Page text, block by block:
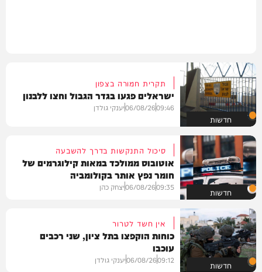
חדשות
תקרית חמורה בצפון
ישראלים פגעו בגדר הגבול וחצו ללבנון
09:46
06/08/26יענקי גולדן
חדשות
סיכול התנקשות בדרך להשבעה
אוטובוס ממולכד במאות קילוגרמים של
חומר נפץ אותר בקולומביה
09:35
06/08/26יצחק כהן
חדשות
אין חשד לטרור
כוחות הוקפצו בתל ציון, שני רכבים
עוכבו
09:12
06/08/26יענקי גולדן